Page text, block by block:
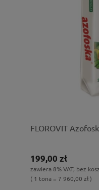
FLOROVIT
199,00 zł
zawiera 8% VAT, bez
( 1 tona = 7 960,00 zł )